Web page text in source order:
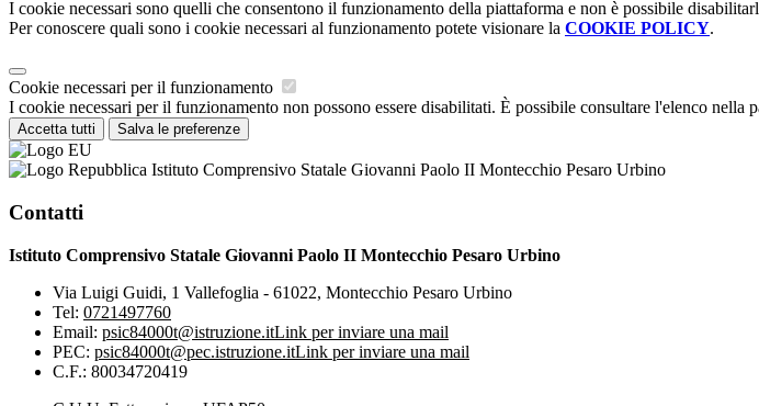
I cookie necessari sono quelli che consentono il funzionamento della piattaforma e non è possibile
Per conoscere quali sono i cookie necessari al funzionamento potete visionare la COOKIE POLICY.
Cookie necessari per il funzionamento
I cookie necessari per il funzionamento non possono essere disabilitati. È possibile consultare l'elenco nella
Accetta tutti Salva le preferenze
Istituto Comprensivo Statale Giovanni Paolo II Montecchio Pesaro Urbino
Contatti
Istituto Comprensivo Statale Giovanni Paolo II Montecchio Pesaro Urbino
Via Luigi Guidi, 1 Vallefoglia - 61022, Montecchio Pesaro Urbino
Tel: 0721497760
Email: psic84000t@istruzione.itLink per inviare una mail
PEC: psic84000t@pec.istruzione.itLink per inviare una mail
C.F.: 80034720419